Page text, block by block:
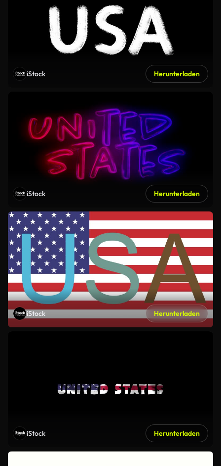
iStock Herunterladen
iStock Herunterladen
iStock Herunterladen
iStock Herunterladen